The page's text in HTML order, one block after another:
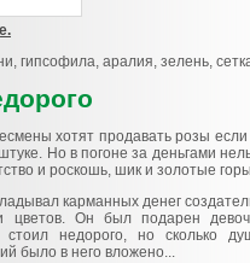
гипсофила, аралия, зелень,
хотят продавать розы
Но в погоне за деньгами
и роскошь, шик и золотые
карманных денег
цветов. Он был подарен
недорого, но сколько
было в него вложено...